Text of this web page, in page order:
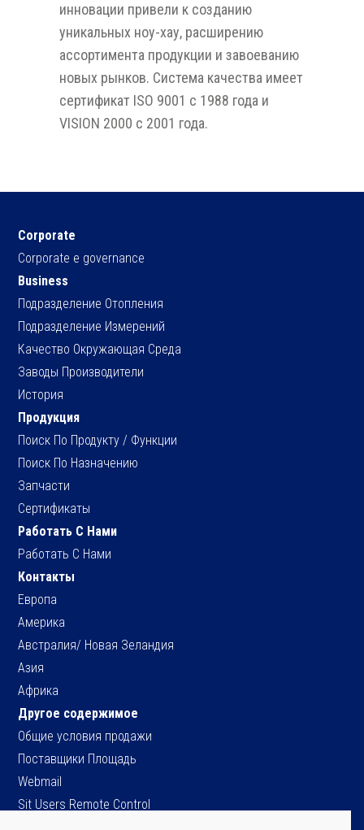
инновации привели к созданию
уникальных ноу-хау, расширению
ассортимента продукции и завоеванию
новых рынков. Система качества имеет
сертификат ISO 9001 с 1988 года и
VISION 2000 с 2001 года.
Corporate
Corporate e governance
Business
Подразделение Отопления
Подразделение Измерений
Качество Окружающая Среда
Заводы Производители
История
Продукция
Поиск По Продукту / Функции
Поиск По Назначению
Запчасти
Сертификаты
Работать С Нами
Работать С Нами
Контакты
Европа
Америка
Австралия/ Новая Зеландия
Азия
Африка
Другое содержимое
Общие условия продажи
Поставщики Площадь
Webmail
Sit Users Remote Control